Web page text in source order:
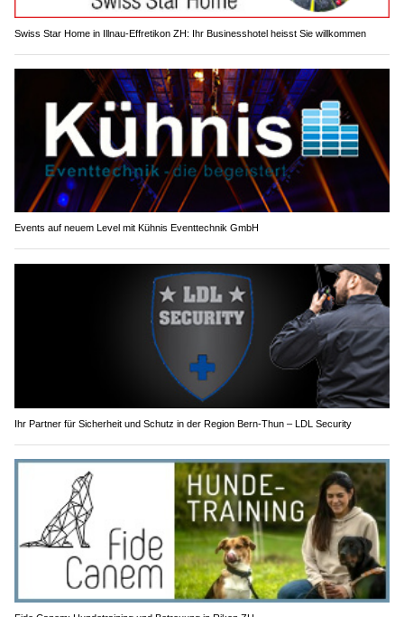
Swiss Star Home in Illnau-Effretikon ZH: Ihr Businesshotel heisst Sie willkommen
Events auf neuem Level mit Kühnis Eventtechnik GmbH
Ihr Partner für Sicherheit und Schutz in der Region Bern-Thun – LDL Security